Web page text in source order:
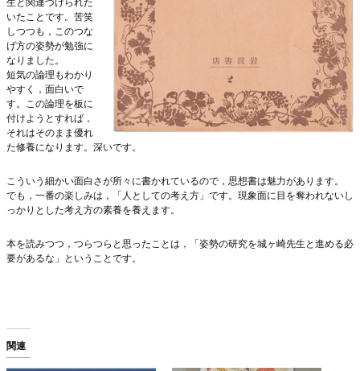
生と関連づけられた
いたことです。苦笑
しつつも，このつな
げ方の姿勢が勉強に
なりました。
短気の論理もわかり
やすく，面白いで
す。この論理を板に
付けようとすれば，
それはそのまま優れ
た修養になります。深いです。
こういう細かい面白さが所々に書かれているので，思想書は魅力があります。
でも，一番の楽しみは，「人としての考え方」です。現象面に目を奪われないし
っかりとした考え方の素養を養えます。
本を読みつつ，つらつらと思ったことは，「姿勢の研究を城ヶ崎先生と進める必
要があるな」ということです。
関連